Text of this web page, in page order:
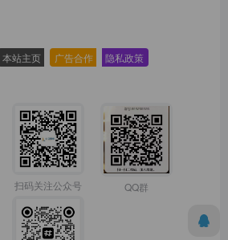
本站主页 广告合作 隐私政策
扫码关注公众号 QQ群